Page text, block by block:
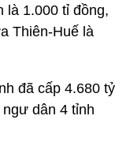
là 1.000 tỉ đồng,
Thiên-Huế là
đã cấp 4.680 tỷ
dân 4 tỉnh